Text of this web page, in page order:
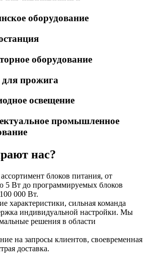
оборудование
оборудование
прожига
освещение
промышленное
нас?
блоков питания, от
5 Вт до программируемых блоков
000 Вт.
характеристики, сильная команда
индивидуальной настройки. Мы
решения в области
на запросы клиентов, своевременная
доставка.